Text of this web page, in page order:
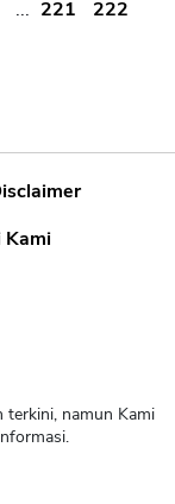
... 221
222
Kami
terkini, namun Kami